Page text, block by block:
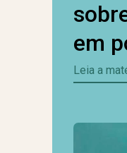
em
Leia a